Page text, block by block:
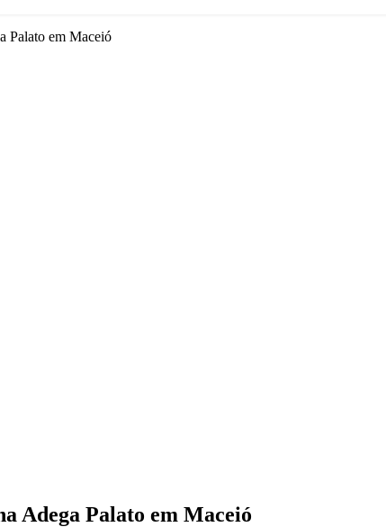
Palato em Maceió
Adega Palato em Maceió